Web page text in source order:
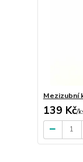
Mezizubní
139 Kč/